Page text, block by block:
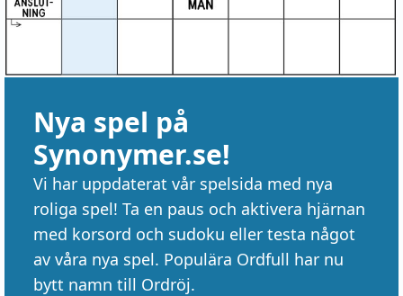
Nya spel på
Synonymer.se!
Vi har uppdaterat vår spelsida med nya
roliga spel! Ta en paus och aktivera hjärnan
med korsord och sudoku eller testa något
av våra nya spel. Populära Ordfull har nu
bytt namn till Ordröj.